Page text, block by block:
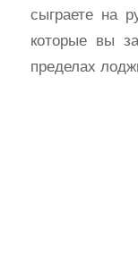
сыграете на
которые вы
пределах